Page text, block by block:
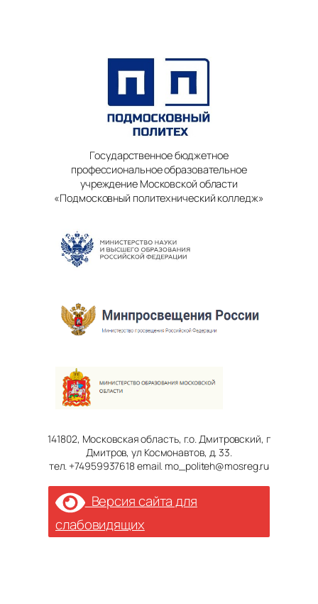
Государственное бюджетное
профессиональное образовательное
учреждение Московской области
«Подмосковный политехнический колледж»
141802, Московская область, г.о. Дмитровский, г
Дмитров, ул Космонавтов, д. 33.
тел. +74959937618 email. mo_politeh@mosreg.ru
Версия сайта для
слабовидящих